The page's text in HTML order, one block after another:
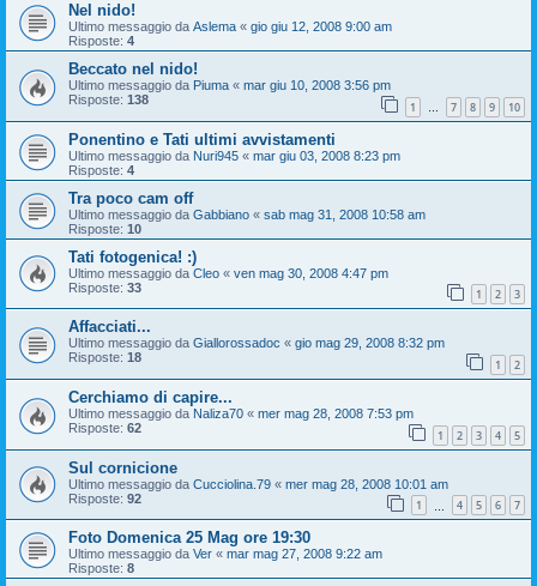
Nel nido!
Ultimo messaggio da Aslema « gio giu 12, 2008 9:00 am
Risposte: 4
Beccato nel nido!
Ultimo messaggio da Piuma « mar giu 10, 2008 3:56 pm
Risposte: 138 1 … 7 8 9 10
Ponentino e Tati ultimi avvistamenti
Ultimo messaggio da Nuri945 « mar giu 03, 2008 8:23 pm
Risposte: 4
Tra poco cam off
Ultimo messaggio da Gabbiano « sab mag 31, 2008 10:58 am
Risposte: 10
Tati fotogenica! :)
Ultimo messaggio da Cleo « ven mag 30, 2008 4:47 pm
Risposte: 33 1 2 3
Affacciati...
Ultimo messaggio da Giallorossadoc « gio mag 29, 2008 8:32 pm
Risposte: 18 1 2
Cerchiamo di capire...
Ultimo messaggio da Naliza70 « mer mag 28, 2008 7:53 pm
Risposte: 62 1 2 3 4 5
Sul cornicione
Ultimo messaggio da Cucciolina.79 « mer mag 28, 2008 10:01 am
Risposte: 92 1 4 5 6 7
Foto Domenica 25 Mag ore 19:30
Ultimo messaggio da Ver « mar mag 27, 2008 9:22 am
Risposte: 8